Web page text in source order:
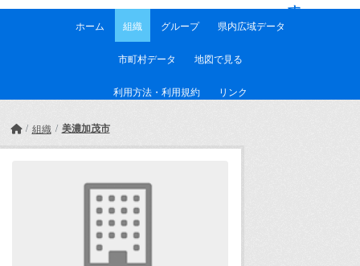
す
ホーム 組織 グループ 県内広域データ
市町村データ 地図で見る
利用方法・利用規約 リンク
組織 美濃加茂市